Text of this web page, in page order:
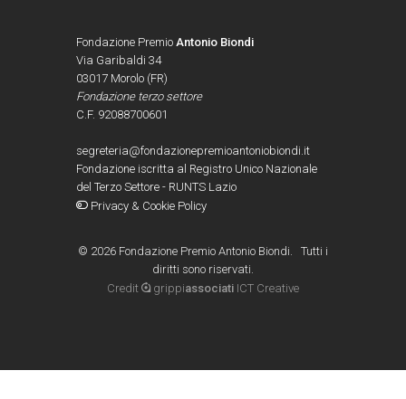
Fondazione Premio Antonio Biondi
Via Garibaldi 34
03017 Morolo (FR)
Fondazione terzo settore
C.F. 92088700601
segreteria@fondazionepremioantoniobiondi.it
Fondazione iscritta al Registro Unico Nazionale
del Terzo Settore - RUNTS Lazio
Privacy & Cookie Policy
© 2026 Fondazione Premio Antonio Biondi. Tutti i
diritti sono riservati.
Credit
grippiassociati ICT Creative